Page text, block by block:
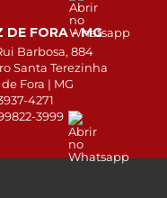
DE FORA - MG
Barbosa, 884
Santa Terezinha
Fora | MG
4271
3999